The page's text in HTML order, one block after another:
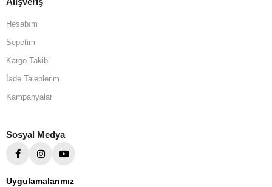
Hesabım
Sepetim
Kargo Takibi
İade Taleplerim
Kampanyalar
Sosyal Medya
Uygulamalarımız